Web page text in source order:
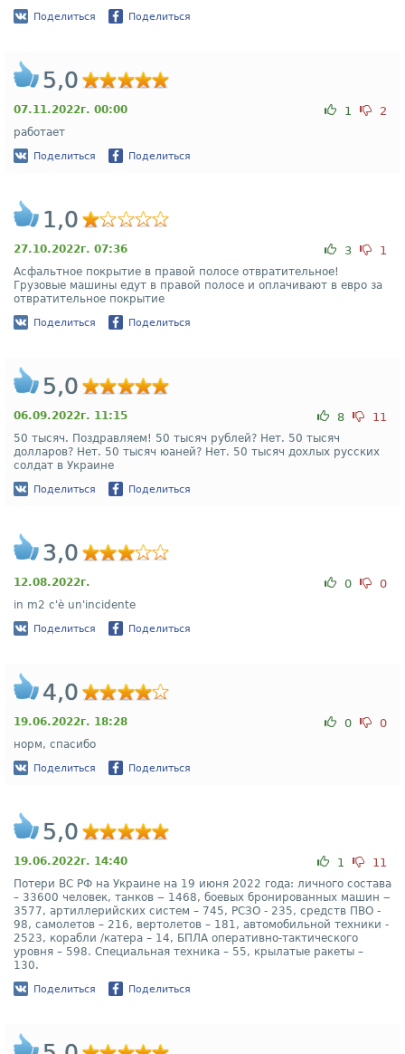
Поделиться Поделиться
5,0
07.11.2022г. 00:00 1 2
работает
Поделиться Поделиться
1,0
27.10.2022г. 07:36 3 1
Асфальтное покрытие в правой полосе отвратительное!
Грузовые машины едут в правой полосе и оплачивают в евро за
отвратительное покрытие
Поделиться Поделиться
5,0
06.09.2022г. 11:15 8 11
50 тысяч. Поздравляем! 50 тысяч рублей? Нет. 50 тысяч
долларов? Нет. 50 тысяч юаней? Нет. 50 тысяч дохлых русских
солдат в Украине
Поделиться Поделиться
3,0
12.08.2022г. 0 0
in m2 c'è un'incidente
Поделиться Поделиться
4,0
19.06.2022г. 18:28 0 0
норм, спасибо
Поделиться Поделиться
5,0
19.06.2022г. 14:40 1 11
Потери ВС РФ на Украине на 19 июня 2022 года: личного состава
– 33600 человек, танков ‒ 1468, боевых бронированных машин ‒
3577, артиллерийских систем – 745, РСЗО - 235, средств ПВО -
98, самолетов – 216, вертолетов – 181, автомобильной техники -
2523, корабли /катера – 14, БПЛА оперативно-тактического
уровня – 598. Специальная техника – 55, крылатые ракеты –
130.
Поделиться Поделиться